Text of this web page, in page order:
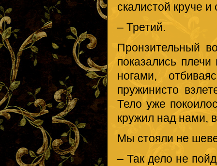
скалистой круче
– Третий.
Пронзительный
показались
ногами,
пружинисто
Тело уже
кружил над нами,
Мы стояли не
– Так дело не